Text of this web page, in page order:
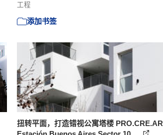
工程
添加书签
扭转平面，打造错视公寓塔楼 PRO.CRE.AR